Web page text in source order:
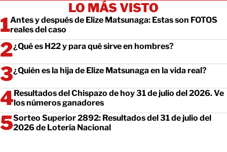
LO MÁS VISTO
Antes y después de Elize Matsunaga: Estas son FOTOS
reales del caso
¿Qué es H22 y para qué sirve en hombres?
¿Quién es la hija de Elize Matsunaga en la vida real?
Resultados del Chispazo de hoy 31 de julio del 2026. Ve
los números ganadores
Sorteo Superior 2892: Resultados del 31 de julio del
2026 de Lotería Nacional